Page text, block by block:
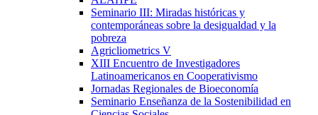
Seminario III: Miradas históricas y
contemporáneas sobre la desigualdad y la
pobreza
Agricliometrics V
XIII Encuentro de Investigadores
Latinoamericanos en Cooperativismo
Jornadas Regionales de Bioeconomía
Seminario Enseñanza de la Sostenibilidad en